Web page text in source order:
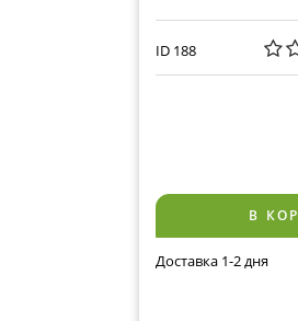
ID 188
В
Доставка 1-2 дня